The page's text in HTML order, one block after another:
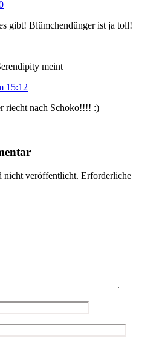
gibt! Blümchendünger ist ja toll!
meint
15:12
riecht nach Schoko!!!! :)
nicht veröffentlicht. Erforderliche